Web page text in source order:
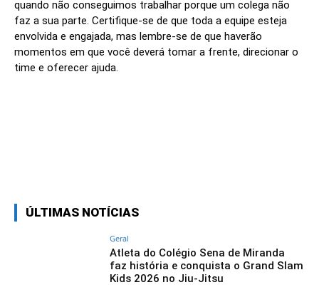
quando não conseguimos trabalhar porque um colega não
faz a sua parte. Certifique-se de que toda a equipe esteja
envolvida e engajada, mas lembre-se de que haverão
momentos em que você deverá tomar a frente, direcionar o
time e oferecer ajuda.
ÚLTIMAS NOTÍCIAS
Geral
Atleta do Colégio Sena de Miranda
faz história e conquista o Grand Slam
Kids 2026 no Jiu-Jitsu